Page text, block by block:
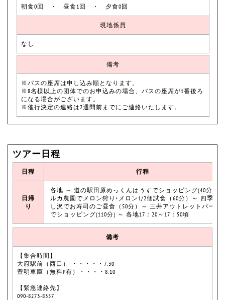
朝食0回 ・ 昼食1回 ・ 夕食0回
現地係員
なし
備考
※バスの座席は申し込み順となります。
※8名様以上の団体でのお申込みの場合、バスの座席が1番後ろ
になる場合がございます。
※催行決定の連絡は2週間前までにご連絡いたします。
ツアー日程
日程 行程
日帰
り
各地 ～ 道の駅田原めっくんはうすでショッピング(40分) ～
ルカ農園でメロン狩り+メロン1/2個試食（60分）～ 四季旬
し沢でお寿司のご昼食（50分）～ 三井アウトレットパーク
でショッピング(110分) ～ 各地17：20～17：50頃
備考
【集合時間】
大府駅前（西口） ・・・・・7:30
豊明車庫（無料P有）・・・・8:10
【緊急連絡先】
090-8273-8357